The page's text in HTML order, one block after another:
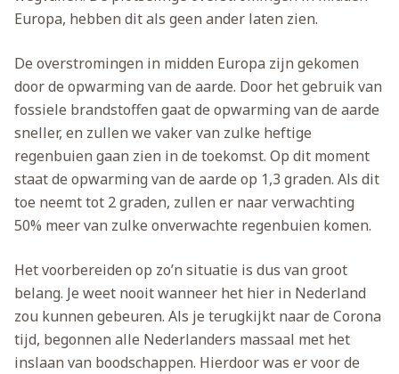
Europa, hebben dit als geen ander laten zien.
De overstromingen in midden Europa zijn gekomen
door de opwarming van de aarde. Door het gebruik van
fossiele brandstoffen gaat de opwarming van de aarde
sneller, en zullen we vaker van zulke heftige
regenbuien gaan zien in de toekomst. Op dit moment
staat de opwarming van de aarde op 1,3 graden. Als dit
toe neemt tot 2 graden, zullen er naar verwachting
50% meer van zulke onverwachte regenbuien komen.
Het voorbereiden op zo’n situatie is dus van groot
belang. Je weet nooit wanneer het hier in Nederland
zou kunnen gebeuren. Als je terugkijkt naar de Corona
tijd, begonnen alle Nederlanders massaal met het
inslaan van boodschappen. Hierdoor was er voor de